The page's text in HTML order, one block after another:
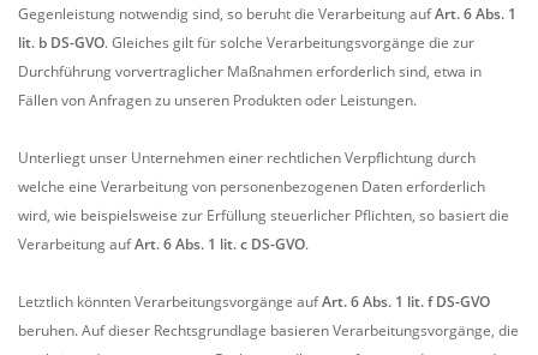
Gegenleistung notwendig sind, so beruht die Verarbeitung aufArt. 6 Abs. 1
lit. b DS-GVO. Gleiches gilt für solche Verarbeitungsvorgänge die zur
Durchführung vorvertraglicher Maßnahmen erforderlich sind, etwa in
Fällen von Anfragen zu unseren Produkten oder Leistungen.
Unterliegt unser Unternehmen einer rechtlichen Verpflichtung durch
welche eine Verarbeitung von personenbezogenen Daten erforderlich
wird, wie beispielsweise zur Erfüllung steuerlicher Pflichten, so basiert die
Verarbeitung aufArt. 6 Abs. 1 lit. c DS-GVO.
Letztlich könnten Verarbeitungsvorgänge aufArt. 6 Abs. 1 lit. f DS-GVO
beruhen. Auf dieser Rechtsgrundlage basieren Verarbeitungsvorgänge, die